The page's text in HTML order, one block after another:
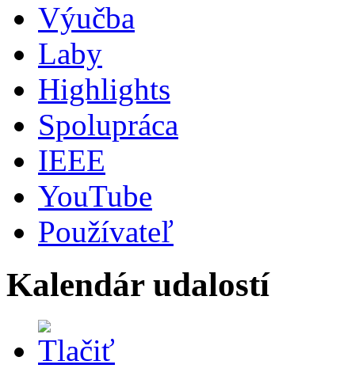
Výučba
Laby
Highlights
Spolupráca
IEEE
YouTube
Používateľ
Kalendár udalostí